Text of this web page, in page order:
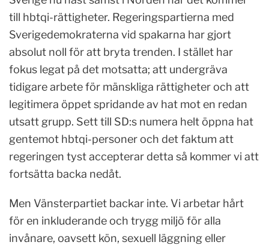
till hbtqi-rättigheter. Regeringspartierna med
Sverigedemokraterna vid spakarna har gjort
absolut noll för att bryta trenden. I stället har
fokus legat på det motsatta; att undergräva
tidigare arbete för mänskliga rättigheter och att
legitimera öppet spridande av hat mot en redan
utsatt grupp. Sett till SD:s numera helt öppna hat
gentemot hbtqi-personer och det faktum att
regeringen tyst accepterar detta så kommer vi att
fortsätta backa nedåt.
Men Vänsterpartiet backar inte. Vi arbetar hårt
för en inkluderande och trygg miljö för alla
invånare, oavsett kön, sexuell läggning eller